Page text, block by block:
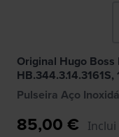
Original Hugo
Pulseira Aço
85,00 € Inclui